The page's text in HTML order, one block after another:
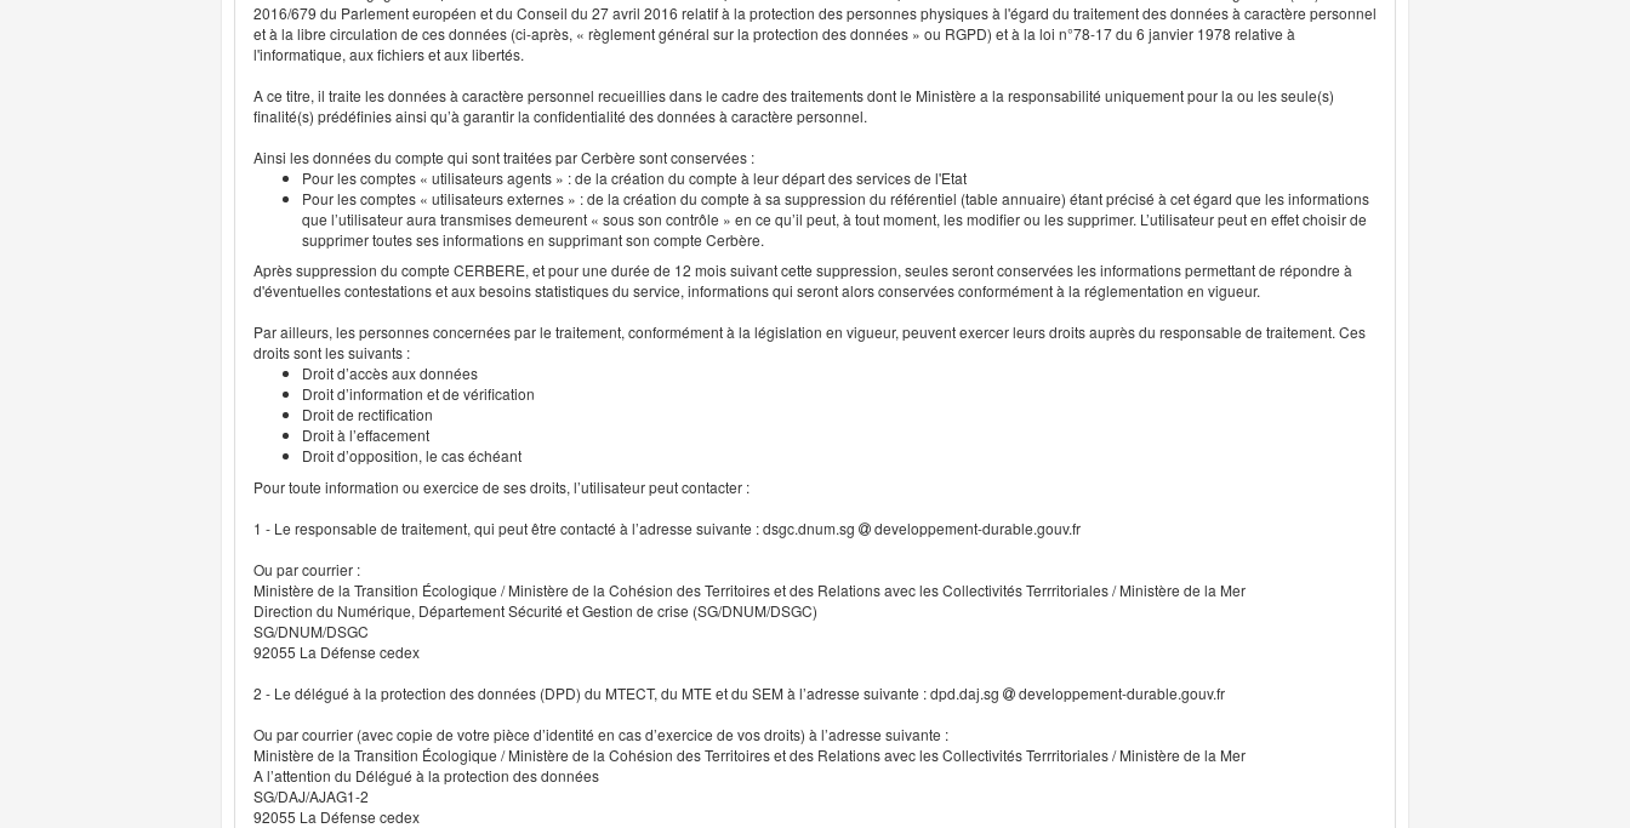
2016/679 du Parlement européen et du Conseil du 27 avril 2016 relatif à la protection des personnes physiques à l'égard du traitement des données à caractère personnel
et à la libre circulation de ces données (ci-après, « règlement général sur la protection des données » ou RGPD) et à la loi n°78-17 du 6 janvier 1978 relative à
l'informatique, aux fichiers et aux libertés.
A ce titre, il traite les données à caractère personnel recueillies dans le cadre des traitements dont le Ministère a la responsabilité uniquement pour la ou les seule(s)
finalité(s) prédéfinies ainsi qu’à garantir la confidentialité des données à caractère personnel.
Ainsi les données du compte qui sont traitées par Cerbère sont conservées :
Pour les comptes « utilisateurs agents » : de la création du compte à leur départ des services de l'Etat
Pour les comptes « utilisateurs externes » : de la création du compte à sa suppression du référentiel (table annuaire) étant précisé à cet égard que les informations
que l’utilisateur aura transmises demeurent « sous son contrôle » en ce qu’il peut, à tout moment, les modifier ou les supprimer. L’utilisateur peut en effet choisir de
supprimer toutes ses informations en supprimant son compte Cerbère.
Après suppression du compte CERBERE, et pour une durée de 12 mois suivant cette suppression, seules seront conservées les informations permettant de répondre à
d'éventuelles contestations et aux besoins statistiques du service, informations qui seront alors conservées conformément à la réglementation en vigueur.
Par ailleurs, les personnes concernées par le traitement, conformément à la législation en vigueur, peuvent exercer leurs droits auprès du responsable de traitement. Ces
droits sont les suivants :
Droit d’accès aux données
Droit d’information et de vérification
Droit de rectification
Droit à l’effacement
Droit d’opposition, le cas échéant
Pour toute information ou exercice de ses droits, l’utilisateur peut contacter :
1 - Le responsable de traitement, qui peut être contacté à l’adresse suivante : dsgc.dnum.sg
developpement-durable.gouv.fr
Ou par courrier :
Ministère de la Transition Écologique / Ministère de la Cohésion des Territoires et des Relations avec les Collectivités Terrritoriales / Ministère de la Mer
Direction du Numérique, Département Sécurité et Gestion de crise (SG/DNUM/DSGC)
SG/DNUM/DSGC
92055 La Défense cedex
2 - Le délégué à la protection des données (DPD) du MTECT, du MTE et du SEM à l’adresse suivante : dpd.daj.sg
developpement-durable.gouv.fr
Ou par courrier (avec copie de votre pièce d’identité en cas d’exercice de vos droits) à l’adresse suivante :
Ministère de la Transition Écologique / Ministère de la Cohésion des Territoires et des Relations avec les Collectivités Terrritoriales / Ministère de la Mer
A l’attention du Délégué à la protection des données
SG/DAJ/AJAG1-2
92055 La Défense cedex